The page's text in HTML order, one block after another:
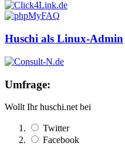
Huschi als Linux-Admin
Umfrage:
Wollt Ihr huschi.net bei
Twitter
Facebook